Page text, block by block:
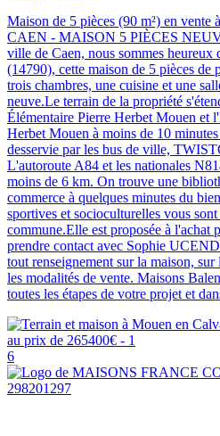
Maison de 5 pièces (90 m²) en
CAEN - MAISON 5 PIÈCES
ville de Caen, nous sommes heureux
(14790), cette maison de 5 pièces
trois chambres, une cuisine et une
neuve.Le terrain de la propriété
Élémentaire Pierre Herbet Mouen et
Herbet Mouen à moins de 10
desservie par les bus de ville,
L'autoroute A84 et les nationales
moins de 6 km. On trouve une
commerce à quelques minutes du
sportives et socioculturelles vous sont
commune.Elle est proposée à l'achat
prendre contact avec Sophie
tout renseignement sur la maison,
les modalités de vente. Maisons
toutes les étapes de votre projet et
6